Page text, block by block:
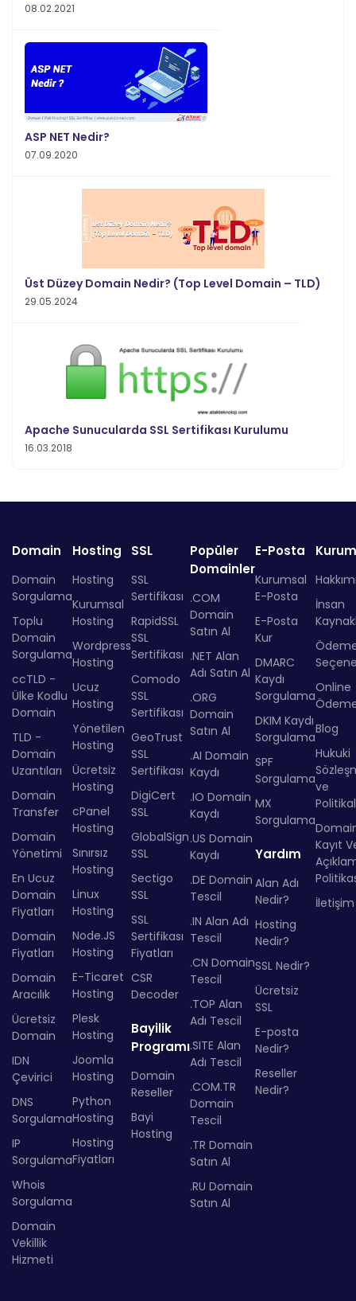
08.02.2021
ASP NET Nedir?
07.09.2020
Üst Düzey Domain Nedir? (Top Level Domain – TLD)
29.05.2024
Apache Sunucularda SSL Sertifikası Kurulumu
16.03.2018
Domain
Domain
Sorgulama
Toplu
Domain
Sorgulama
ccTLD -
Ülke Kodlu
Domain
TLD -
Domain
Uzantıları
Domain
Transfer
Domain
Yönetimi
En Ucuz
Domain
Fiyatları
Domain
Fiyatları
Domain
Aracılık
Ücretsiz
Domain
IDN
Çevirici
DNS
Sorgulama
IP
Sorgulama
Whois
Sorgulama
Domain
Vekillik
Hizmeti
Hosting
Hosting
Kurumsal
Hosting
Wordpress
Hosting
Ucuz
Hosting
Yönetilen
Hosting
Ücretsiz
Hosting
cPanel
Hosting
Sınırsız
Hosting
Linux
Hosting
Node.JS
Hosting
E-Ticaret
Hosting
Plesk
Hosting
Joomla
Hosting
Python
Hosting
Hosting
Fiyatları
SSL
SSL
Sertifikası
RapidSSL
SSL
Sertifikası
Comodo
SSL
Sertifikası
GeoTrust
SSL
Sertifikası
DigiCert
SSL
GlobalSign
SSL
Sectigo
SSL
SSL
Sertifikası
Fiyatları
CSR
Decoder
Bayilik
Programı
Domain
Reseller
Bayi
Hosting
Popüler
Domainler
.COM
Domain
Satın Al
.NET Alan
Adı Satın Al
.ORG
Domain
Satın Al
.AI Domain
Kaydı
.IO Domain
Kaydı
.US Domain
Kaydı
.DE Domain
Tescil
.IN Alan Adı
Tescil
.CN Domain
Tescil
.TOP Alan
Adı Tescil
.SITE Alan
Adı Tescil
.COM.TR
Domain
Tescil
.TR Domain
Satın Al
.RU Domain
Satın Al
E-Posta
Kurumsal
E-Posta
E-Posta
Kur
DMARC
Kaydı
Sorgulama
DKIM Kaydı
Sorgulama
SPF
Sorgulama
MX
Sorgulama
Yardım
Alan Adı
Nedir?
Hosting
Nedir?
SSL Nedir?
Ücretsiz
SSL
E-posta
Nedir?
Reseller
Nedir?
İnsan
Online
Blog
Hukuki
ve
Kayıt
İletişim